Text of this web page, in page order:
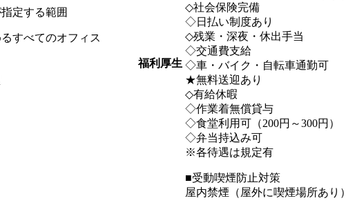
定する範囲
すべてのオフィス
福利厚生
◇社会保険完備
◇日払い制度あり
◇残業・深夜・休出手当
◇交通費支給
◇車・バイク・自転車通勤可
★無料送迎あり
◇有給休暇
◇作業着無償貸与
◇食堂利用可（200円～300円）
◇弁当持込み可
※各待遇は規定有
■受動喫煙防止対策
屋内禁煙（屋外に喫煙場所あり）